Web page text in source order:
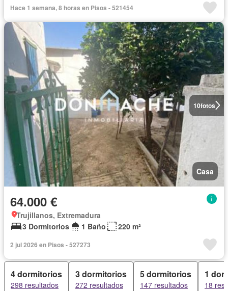
Hace 1 semana, 8 horas en Pisos - 521454
10fotos
Casa
64.000 €
Trujillanos, Extremadura
3 Dormitorios
1 Baño 220 m²
2 jul 2026 en Pisos - 527273
4 dormitorios
298 resultados
3 dormitorios
272 resultados
5 dormitorios
147 resultados
1
18